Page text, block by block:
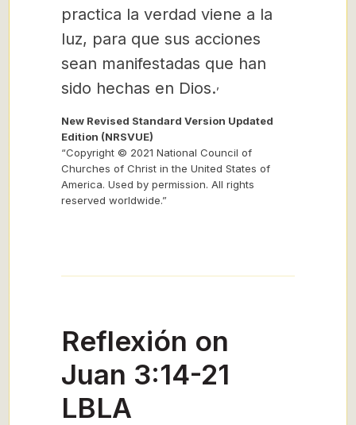
practica la verdad viene a la
luz, para que sus acciones
sean manifestadas que han
sido hechas en Dios.
New Revised Standard Version Updated
Edition (NRSVUE)
“Copyright © 2021 National Council of
Churches of Christ in the United States of
America. Used by permission. All rights
reserved worldwide.”
Reflexión on
Juan 3:14-21
LBLA